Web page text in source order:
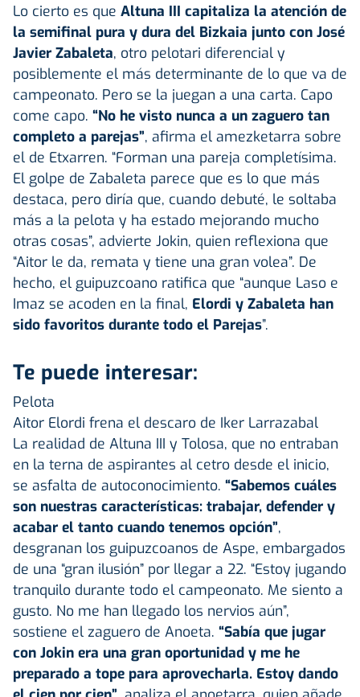
Lo cierto es que Altuna III capitaliza la atención de
la semifinal pura y dura del Bizkaia junto con José
Javier Zabaleta, otro pelotari diferencial y
posiblemente el más determinante de lo que va de
campeonato. Pero se la juegan a una carta. Capo
come capo. “No he visto nunca a un zaguero tan
completo a parejas”, afirma el amezketarra sobre
el de Etxarren. “Forman una pareja completísima.
El golpe de Zabaleta parece que es lo que más
destaca, pero diría que, cuando debuté, le soltaba
más a la pelota y ha estado mejorando mucho
otras cosas”, advierte Jokin, quien reflexiona que
“Aitor le da, remata y tiene una gran volea”. De
hecho, el guipuzcoano ratifica que “aunque Laso e
Imaz se acoden en la final, Elordi y Zabaleta han
sido favoritos durante todo el Parejas”.
Te puede interesar:
Pelota
Aitor Elordi frena el descaro de Iker Larrazabal
La realidad de Altuna III y Tolosa, que no entraban
en la terna de aspirantes al cetro desde el inicio,
se asfalta de autoconocimiento. “Sabemos cuáles
son nuestras características: trabajar, defender y
acabar el tanto cuando tenemos opción”,
desgranan los guipuzcoanos de Aspe, embargados
de una “gran ilusión” por llegar a 22. “Estoy jugando
tranquilo durante todo el campeonato. Me siento a
gusto. No me han llegado los nervios aún”,
sostiene el zaguero de Anoeta. “Sabía que jugar
con Jokin era una gran oportunidad y me he
preparado a tope para aprovecharla. Estoy dando